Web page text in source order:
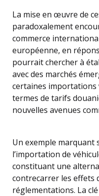
La mise en œuvre de
paradoxalement
commerce
européenne, en
pourrait chercher à
avec des marchés
certaines importations
termes de tarifs
nouvelles avenues
Un exemple marquant
l’importation de
constituant une
contrecarrer les effets
réglementations. La